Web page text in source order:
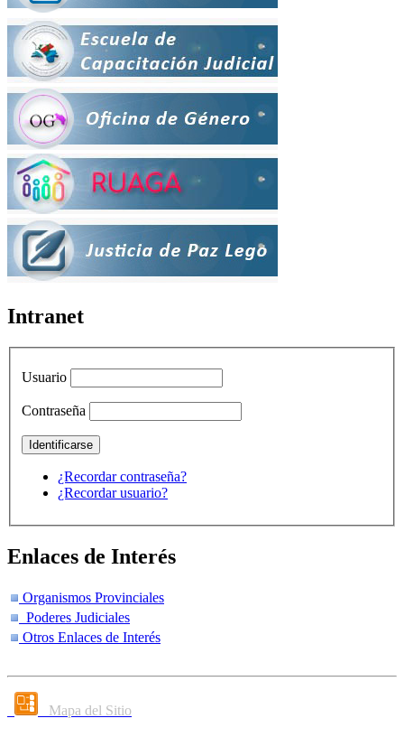
Intranet
Usuario
Contraseña
¿Recordar contraseña?
¿Recordar usuario?
Enlaces de Interés
Organismos Provinciales
Poderes Judiciales
Otros Enlaces de Interés
Mapa del Sitio